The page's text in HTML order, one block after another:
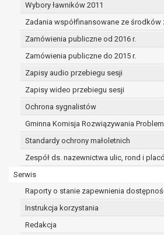
Wybory ławników 2011
Zadania współfinansowane ze środków
Zamówienia publiczne od 2016 r.
Zamówienia publiczne do 2015 r.
Zapisy audio przebiegu sesji
Zapisy wideo przebiegu sesji
Ochrona sygnalistów
Gminna Komisja Rozwiązywania
Standardy ochrony małoletnich
Zespół ds. nazewnictwa ulic, rond i
Serwis
Raporty o stanie zapewnienia
Instrukcja korzystania
Redakcja
prawo do żądania
przetwarzania danych
podstawie art. 18 RODO,
osoba, której dane
kwestionuje
osobowych – na
administratorowi
przetwarzanie
z prawem, a
dotyczą, sprzeciwia
danych, żądając w
ograniczenia,
danych dla swoich
której dane
ustalenia, obrony
roszczeń,